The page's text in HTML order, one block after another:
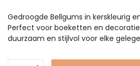
Gedroogde Bellgums in kerskleurig
Perfect voor boeketten en
duurzaam en stijlvol voor elke